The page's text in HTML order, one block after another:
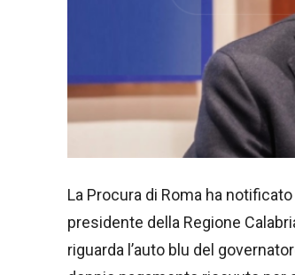
La Procura di Roma ha
presidente della Regione
riguarda l’auto blu del